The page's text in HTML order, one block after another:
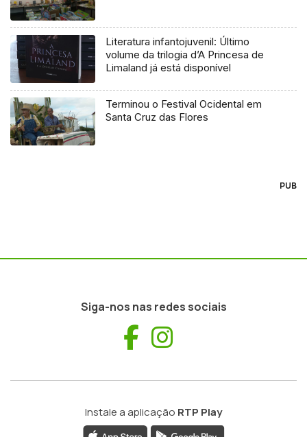
Literatura infantojuvenil: Último
volume da trilogia d’A Princesa de
Limaland já está disponível
Terminou o Festival Ocidental em
Santa Cruz das Flores
PUB
Siga-nos nas redes sociais
Facebook
Instale a aplicação RTP Play